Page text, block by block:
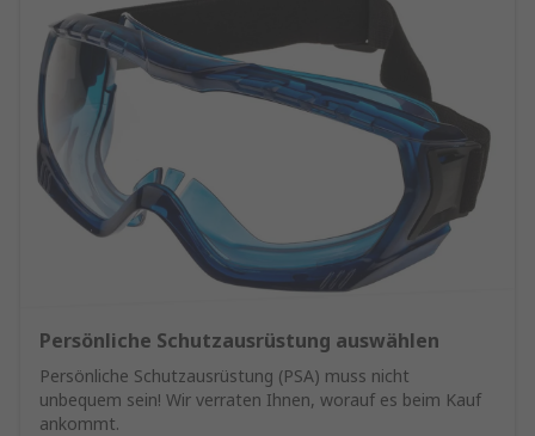
Persönliche Schutzausrüstung auswählen
Persönliche Schutzausrüstung (PSA) muss nicht
unbequem sein! Wir verraten Ihnen, worauf es beim Kauf
ankommt.